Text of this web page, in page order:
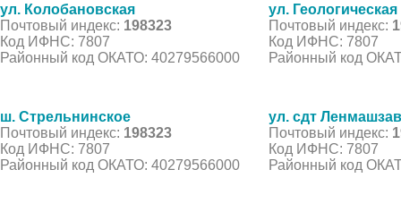
ул. Колобановская
Почтовый индекс: 198323
Код ИФНС: 7807
Районный код ОКАТО: 40279566000
ул. Геологическая
Почтовый индекс:
Код ИФНС: 7807
Районный код
ш. Стрельнинское
Почтовый индекс: 198323
Код ИФНС: 7807
Районный код ОКАТО: 40279566000
ул. сдт
Почтовый индекс:
Код ИФНС: 7807
Районный код